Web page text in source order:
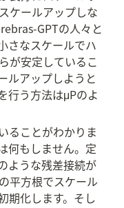
ケールアップしな
GPTの人々と
さなスケールでハ
が安定しているこ
ルアップしようと
行う方法はμPのよ
ることがわかりま
何もしません。定
ような残差接続が
平方根でスケール
期化します。そし